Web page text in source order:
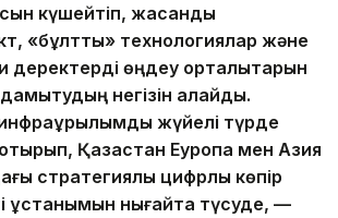
күшейтіп, жасанды
«бұлтты» технологиялар және
деректерді өңдеу орталықтарын
негізін қалайды.
жүйелі түрде
Қазақстан Еуропа мен Азия
стратегиялық цифрлық көпір
ұстанымын нығайта түсуде, —